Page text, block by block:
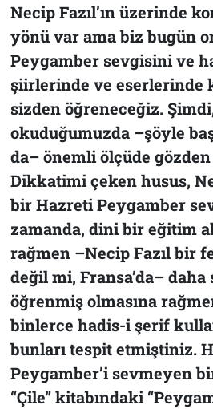
Necip Fazıl’ın üzerinde
yönü var ama biz bugün
Peygamber sevgisini ve
şiirlerinde ve eserlerinde
sizden öğreneceğiz.
okuduğumuzda –şöyle
da– önemli ölçüde
Dikkatimi çeken husus,
bir Hazreti Peygamber
zamanda, dini bir eğitim
rağmen –Necip Fazıl bir
değil mi, Fransa’da– daha
öğrenmiş olmasına
binlerce hadis-i şerif
bunları tespit etmiştiniz.
Peygamber’i sevmeyen
“Çile”kitabındaki